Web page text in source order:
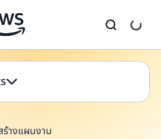
ร้างแผนงาน